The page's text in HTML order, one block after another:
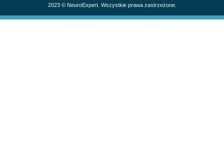
2023 © NeuroExpert. Wszystkie prawa zastrzeżone.